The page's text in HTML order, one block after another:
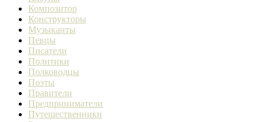
Композитор
Конструкторы
Музыканты
Певцы
Писатели
Политики
Полководцы
Поэты
Правители
Предприниматели
Путешественники